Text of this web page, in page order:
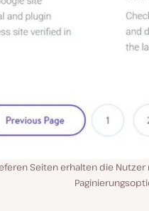
Seiten erhalten die Nutzer